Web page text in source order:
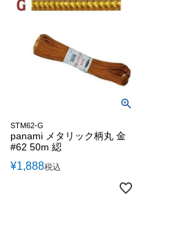
STM62-G
panami メタリック柄丸 金
#62 50m 綛
¥1,888税込